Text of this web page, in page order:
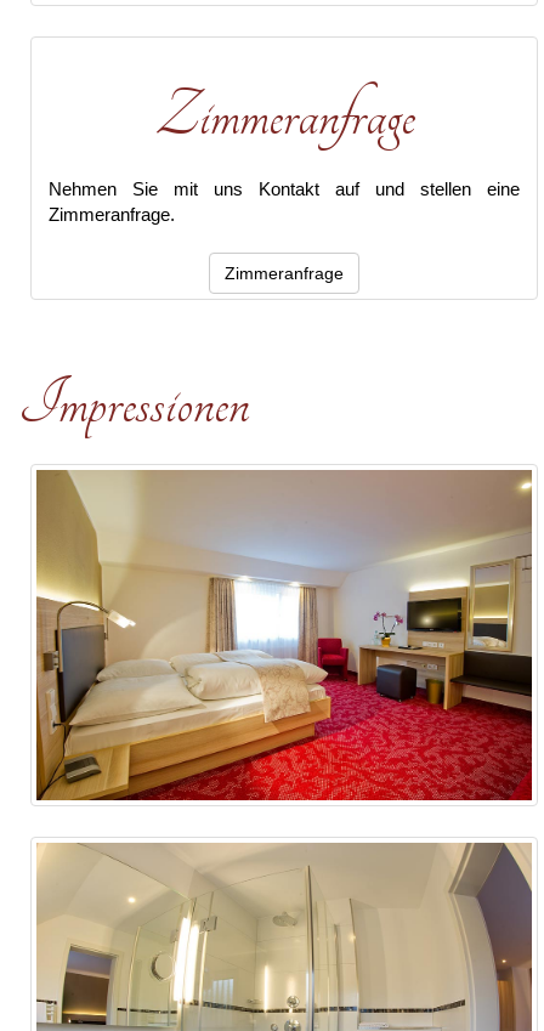
Zimmeranfrage
Nehmen Sie mit uns Kontakt auf und stellen eine
Zimmeranfrage.
Zimmeranfrage
Impressionen